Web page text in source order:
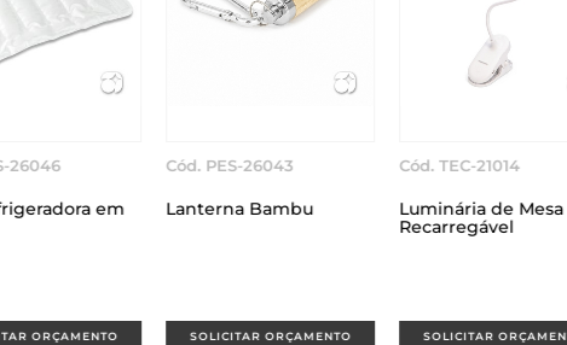
ORÇAMENTO
Cód. TEC-21014
Luminária de Mesa
SOLICITAR ORÇAMENTO
Cód. PES-26040
Leque Madeira
SOLICITAR ORÇAMENTO